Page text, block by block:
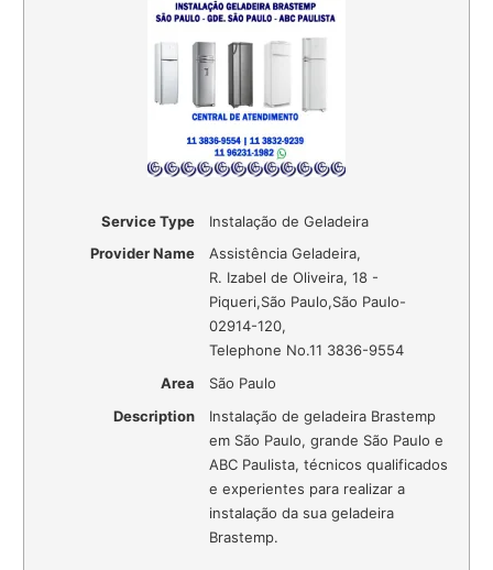
Service Type
Instalação de Geladeira
Provider Name
Assistência Geladeira,
R. Izabel de Oliveira, 18 -
Piqueri,São Paulo,São Paulo-
02914-120,
Telephone No.11 3836-9554
Area
São Paulo
Description
Instalação de geladeira Brastemp
em São Paulo, grande São Paulo e
ABC Paulista, técnicos qualificados
e experientes para realizar a
instalação da sua geladeira
Brastemp.